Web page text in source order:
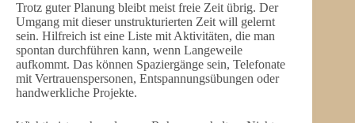
Trotz guter Planung bleibt meist freie Zeit übrig. Der
Umgang mit dieser unstrukturierten Zeit will gelernt
sein. Hilfreich ist eine Liste mit Aktivitäten, die man
spontan durchführen kann, wenn Langeweile
aufkommt. Das können Spaziergänge sein, Telefonate
mit Vertrauenspersonen, Entspannungsübungen oder
handwerkliche Projekte.